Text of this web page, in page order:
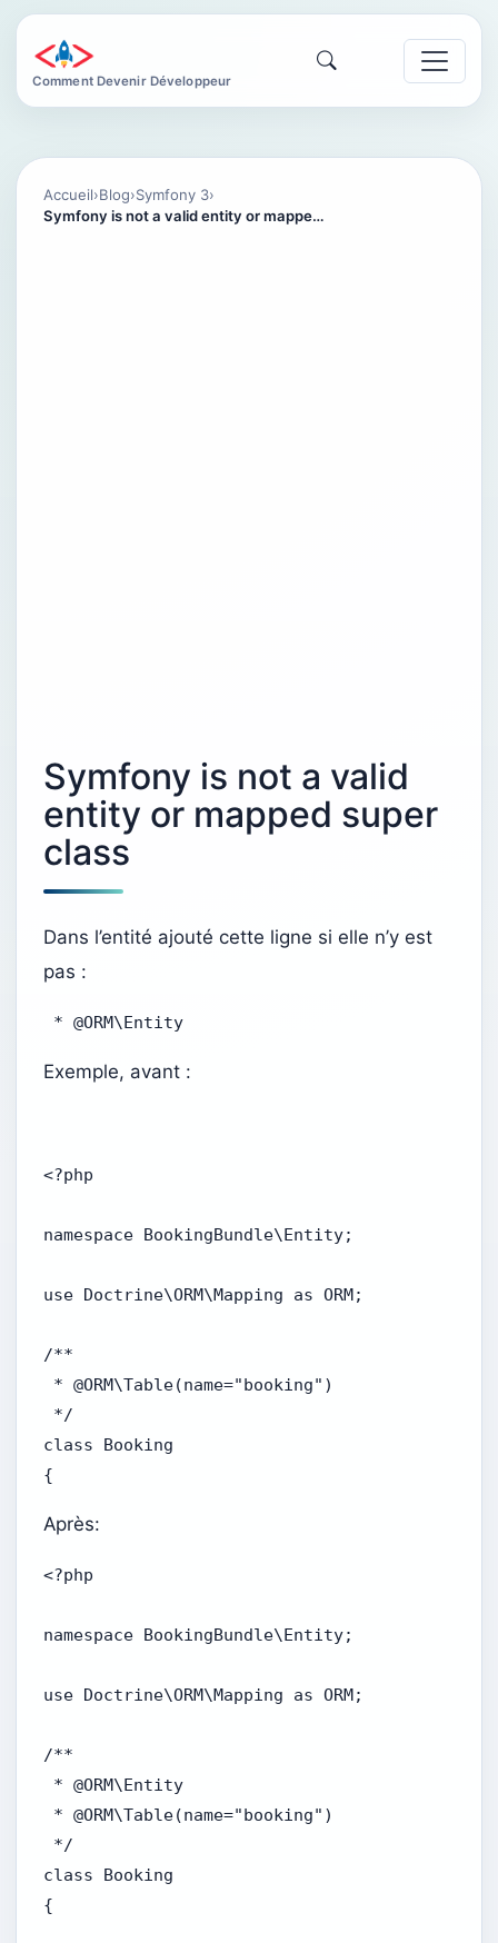
Comment Devenir Développeur
Accueil›Blog›Symfony 3›
Symfony is not a valid entity or mapped super class
Symfony is not a valid
entity or mapped super
class
Dans l’entité ajouté cette ligne si elle n’y est
pas :
* @ORM\Entity
Exemple, avant :
<?php
namespace BookingBundle\Entity;
use Doctrine\ORM\Mapping as ORM;
/**
* @ORM\Table(name="booking")
*/
class Booking
{
Après:
<?php
namespace BookingBundle\Entity;
use Doctrine\ORM\Mapping as ORM;
/**
* @ORM\Entity
* @ORM\Table(name="booking")
*/
class Booking
{